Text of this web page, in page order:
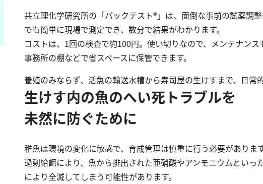
共立理化学研究所の「パックテスト®」は、面倒な事前の試薬調
でも簡単に現場で測定でき、数分で結果がわかります。
コストは、1回の検査で約100円。使い切りなので、メンテナンス
事務所の棚などで省スペースに保管できます。
養殖のみならず、活魚の輸送水槽から寿司屋の生けすまで、日常
生けす内の魚のへい死トラブルを
未然に防ぐために
稚魚は環境の変化に敏感で、育成管理は慎重に行う必要があります
過剰給餌により、魚から排出された亜硝酸やアンモニウムといっ
により全滅してしまう可能性があります。